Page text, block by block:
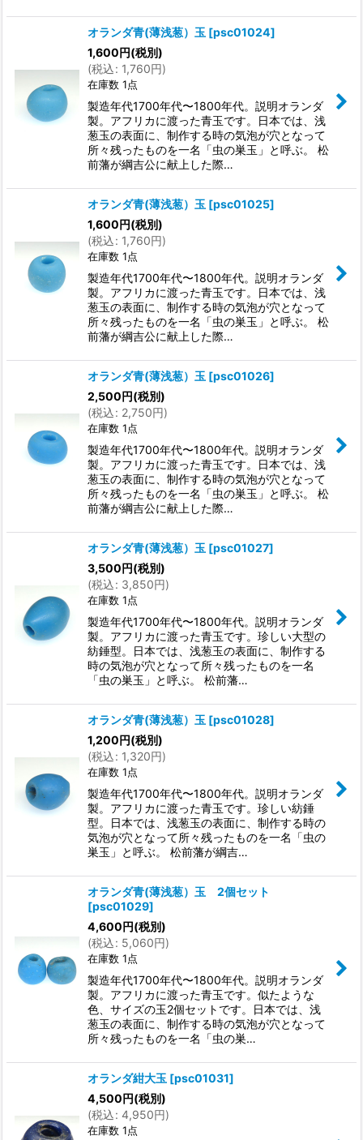
オランダ青(薄浅葱）玉 [psc01024]
1,600円(税別)
(税込: 1,760円)
在庫数 1点
製造年代1700年代〜1800年代。説明オランダ
製。アフリカに渡った青玉です。日本では、浅
葱玉の表面に、制作する時の気泡が穴となって
所々残ったものを一名「虫の巣玉」と呼ぶ。 松
前藩が綱吉公に献上した際…
オランダ青(薄浅葱）玉 [psc01025]
1,600円(税別)
(税込: 1,760円)
在庫数 1点
製造年代1700年代〜1800年代。説明オランダ
製。アフリカに渡った青玉です。日本では、浅
葱玉の表面に、制作する時の気泡が穴となって
所々残ったものを一名「虫の巣玉」と呼ぶ。 松
前藩が綱吉公に献上した際…
オランダ青(薄浅葱）玉 [psc01026]
2,500円(税別)
(税込: 2,750円)
在庫数 1点
製造年代1700年代〜1800年代。説明オランダ
製。アフリカに渡った青玉です。日本では、浅
葱玉の表面に、制作する時の気泡が穴となって
所々残ったものを一名「虫の巣玉」と呼ぶ。 松
前藩が綱吉公に献上した際…
オランダ青(薄浅葱）玉 [psc01027]
3,500円(税別)
(税込: 3,850円)
在庫数 1点
製造年代1700年代〜1800年代。説明オランダ
製。アフリカに渡った青玉です。珍しい大型の
紡錘型。日本では、浅葱玉の表面に、制作する
時の気泡が穴となって所々残ったものを一名
「虫の巣玉」と呼ぶ。 松前藩…
オランダ青(薄浅葱）玉 [psc01028]
1,200円(税別)
(税込: 1,320円)
在庫数 1点
製造年代1700年代〜1800年代。説明オランダ
製。アフリカに渡った青玉です。珍しい紡錘
型。日本では、浅葱玉の表面に、制作する時の
気泡が穴となって所々残ったものを一名「虫の
巣玉」と呼ぶ。 松前藩が綱吉…
オランダ青(薄浅葱）玉 2個セット
[psc01029]
4,600円(税別)
(税込: 5,060円)
在庫数 1点
製造年代1700年代〜1800年代。説明オランダ
製。アフリカに渡った青玉です。似たような
色、サイズの玉2個セットです。日本では、浅
葱玉の表面に、制作する時の気泡が穴となって
所々残ったものを一名「虫の巣…
オランダ紺大玉 [psc01031]
4,500円(税別)
(税込: 4,950円)
在庫数 1点